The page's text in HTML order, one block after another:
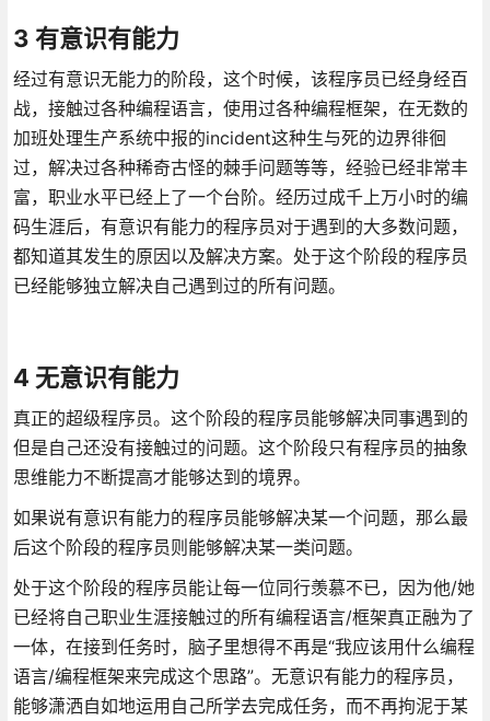
3 有意识有能力
经过有意识无能力的阶段，这个时候，该程序员已经身经百
战，接触过各种编程语言，使用过各种编程框架，在无数的
加班处理生产系统中报的incident这种生与死的边界徘徊
过，解决过各种稀奇古怪的棘手问题等等，经验已经非常丰
富，职业水平已经上了一个台阶。经历过成千上万小时的编
码生涯后，有意识有能力的程序员对于遇到的大多数问题，
都知道其发生的原因以及解决方案。处于这个阶段的程序员
已经能够独立解决自己遇到过的所有问题。
4 无意识有能力
真正的超级程序员。这个阶段的程序员能够解决同事遇到的
但是自己还没有接触过的问题。这个阶段只有程序员的抽象
思维能力不断提高才能够达到的境界。
如果说有意识有能力的程序员能够解决某一个问题，那么最
后这个阶段的程序员则能够解决某一类问题。
处于这个阶段的程序员能让每一位同行羡慕不已，因为他/她
已经将自己职业生涯接触过的所有编程语言/框架真正融为了
一体，在接到任务时，脑子里想得不再是“我应该用什么编程
语言/编程框架来完成这个思路”。无意识有能力的程序员，
能够潇洒自如地运用自己所学去完成任务，而不再拘泥于某